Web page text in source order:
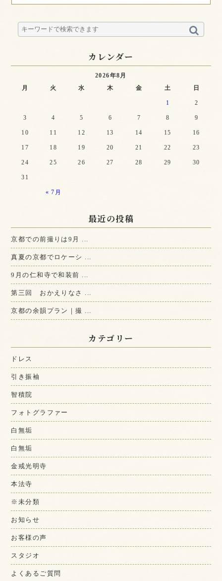
カレンダー
2026年8月
月
火 水 木 金 土 日
« 7月
1 2
3 4 5 6 7 8 9
10 11 12 13 14 15 16
17 18 19 20 21 22 23
24 25 26 27 28 29 30
31
最近の投稿
京都での前撮りは9月 ...
真夏の京都でロケーシ ...
9月の仁和寺で和装前 ...
第三回 おかえりなさ ...
京都の余韻プラン｜撮 ...
カテゴリー
ドレス
引き振袖
智積院
フォトグラファー
白無垢
白無垢
金戒光明寺
本法寺
※未分類
お知らせ
お客様の声
スタジオ
よくあるご質問